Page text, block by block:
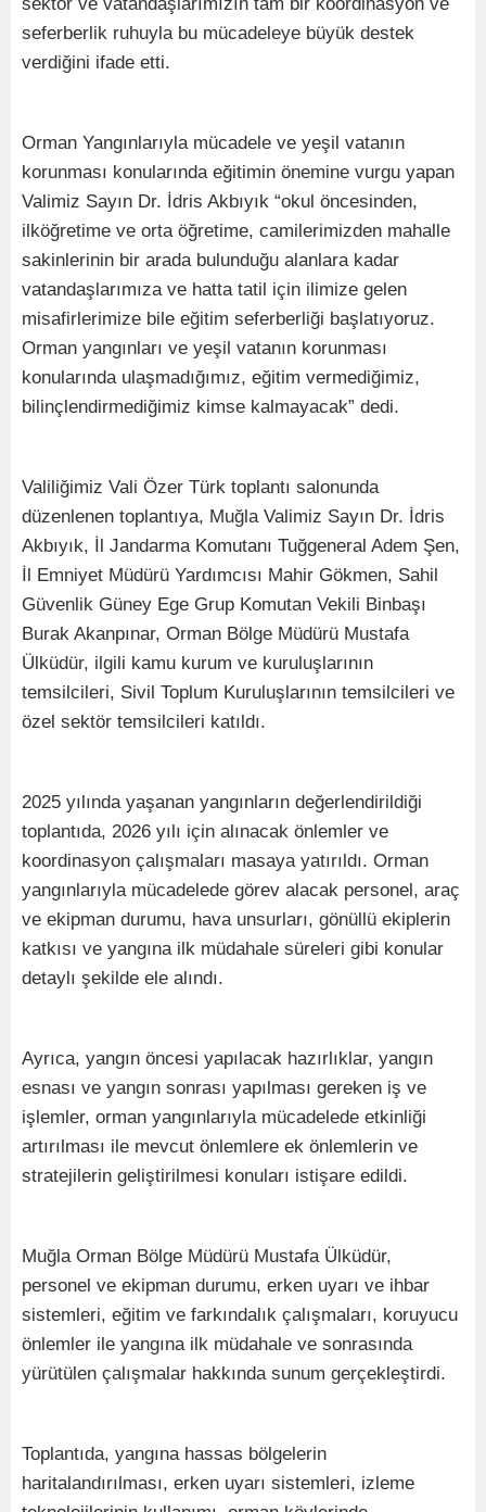
seferberlik ruhuyla bu mücadeleye büyük destek
verdiğini ifade etti.
Orman Yangınlarıyla mücadele ve yeşil vatanın
korunması konularında eğitimin önemine vurgu yapan
Valimiz Sayın Dr. İdris Akbıyık “okul öncesinden,
ilköğretime ve orta öğretime, camilerimizden mahalle
sakinlerinin bir arada bulunduğu alanlara kadar
vatandaşlarımıza ve hatta tatil için ilimize gelen
misafirlerimize bile eğitim seferberliği başlatıyoruz.
Orman yangınları ve yeşil vatanın korunması
konularında ulaşmadığımız, eğitim vermediğimiz,
bilinçlendirmediğimiz kimse kalmayacak” dedi.
Valiliğimiz Vali Özer Türk toplantı salonunda
düzenlenen toplantıya, Muğla Valimiz Sayın Dr. İdris
Akbıyık, İl Jandarma Komutanı Tuğgeneral Adem Şen,
İl Emniyet Müdürü Yardımcısı Mahir Gökmen, Sahil
Güvenlik Güney Ege Grup Komutan Vekili Binbaşı
Burak Akanpınar, Orman Bölge Müdürü Mustafa
Ülküdür, ilgili kamu kurum ve kuruluşlarının
temsilcileri, Sivil Toplum Kuruluşlarının temsilcileri ve
özel sektör temsilcileri katıldı.
2025 yılında yaşanan yangınların değerlendirildiği
toplantıda, 2026 yılı için alınacak önlemler ve
koordinasyon çalışmaları masaya yatırıldı. Orman
yangınlarıyla mücadelede görev alacak personel, araç
ve ekipman durumu, hava unsurları, gönüllü ekiplerin
katkısı ve yangına ilk müdahale süreleri gibi konular
detaylı şekilde ele alındı.
Ayrıca, yangın öncesi yapılacak hazırlıklar, yangın
esnası ve yangın sonrası yapılması gereken iş ve
işlemler, orman yangınlarıyla mücadelede etkinliği
artırılması ile mevcut önlemlere ek önlemlerin ve
stratejilerin geliştirilmesi konuları istişare edildi.
Muğla Orman Bölge Müdürü Mustafa Ülküdür,
personel ve ekipman durumu, erken uyarı ve ihbar
sistemleri, eğitim ve farkındalık çalışmaları, koruyucu
önlemler ile yangına ilk müdahale ve sonrasında
yürütülen çalışmalar hakkında sunum gerçekleştirdi.
Toplantıda, yangına hassas bölgelerin
haritalandırılması, erken uyarı sistemleri, izleme